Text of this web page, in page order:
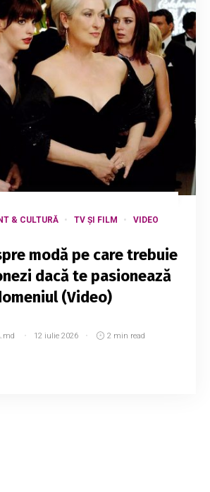
& CULTURĂ TV ȘI FILM VIDEO
modă pe care trebuie
dacă te pasionează
(Video)
12 iulie 2026 2 min read